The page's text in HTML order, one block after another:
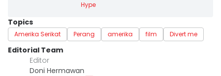
Hype
Topics
Amerika Serikat Perang amerika film Divert me
Editorial Team
Editor
Doni Hermawan